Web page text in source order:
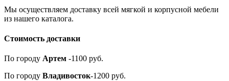
Мы осуществляем доставку всей мягкой и корпусной мебели
из нашего каталога.
Стоимость доставки
По городу Артем -1100 руб.
По городу Владивосток-1200 руб.